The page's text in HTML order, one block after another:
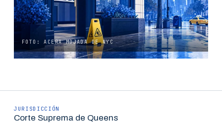
FOTO: ACERA MOJADA DE NYC
JURISDICCIÓN
Corte Suprema de Queens